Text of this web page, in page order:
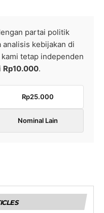
partai politik
analisis kebijakan di
tetap independen
Rp10.000.
Rp25.000
Nominal Lain